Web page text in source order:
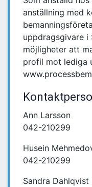
anställning med
uppdragsgivare i
möjligheter att
profil mot lediga
Ann Larsson
042-210299
Husein
042-210299
Sandra Dahlqvist